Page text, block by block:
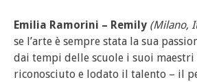
Emilia Ramorini – Remily (Milano,
se l’arte è sempre stata la sua
dai tempi delle scuole i suoi maestri
riconosciuto e lodato il talento – il